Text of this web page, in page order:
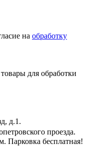
на обработку
для обработки
д.1.
проезда.
Парковка бесплатная!